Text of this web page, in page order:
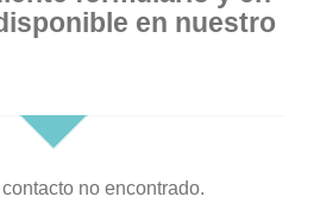
en nuestro
no encontrado.